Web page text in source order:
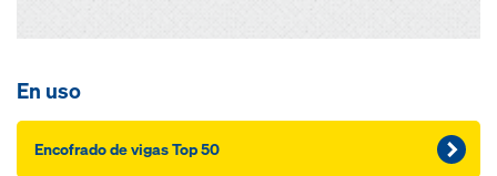
En uso
Encofrado de vigas Top 50